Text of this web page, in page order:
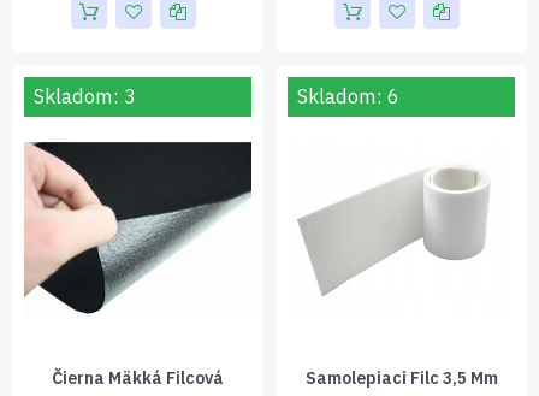
Skladom: 3
Čierna Mäkká Filcová
Skladom: 6
Samolepiaci Filc 3,5 Mm